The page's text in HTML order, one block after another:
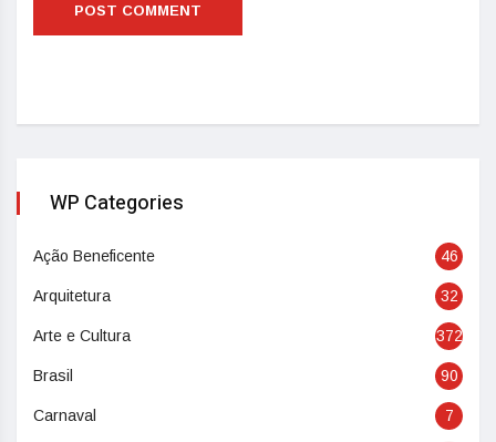
WP Categories
Ação Beneficente 46
Arquitetura 32
Arte e Cultura 372
Brasil 90
Carnaval 7